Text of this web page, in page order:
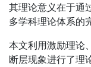
其理论意义在于通
多学科理论体系的
本文利用激励理论
断层现象进行了理